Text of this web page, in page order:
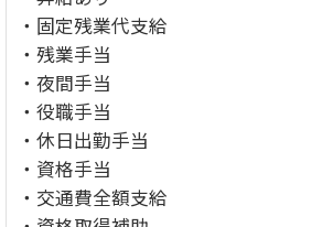
・固定残業代支給
・残業手当
・夜間手当
・役職手当
・休日出勤手当
・資格手当
・交通費全額支給